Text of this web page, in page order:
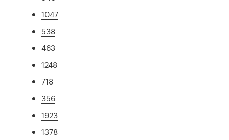
1047
538
463
1248
718
356
1923
1378